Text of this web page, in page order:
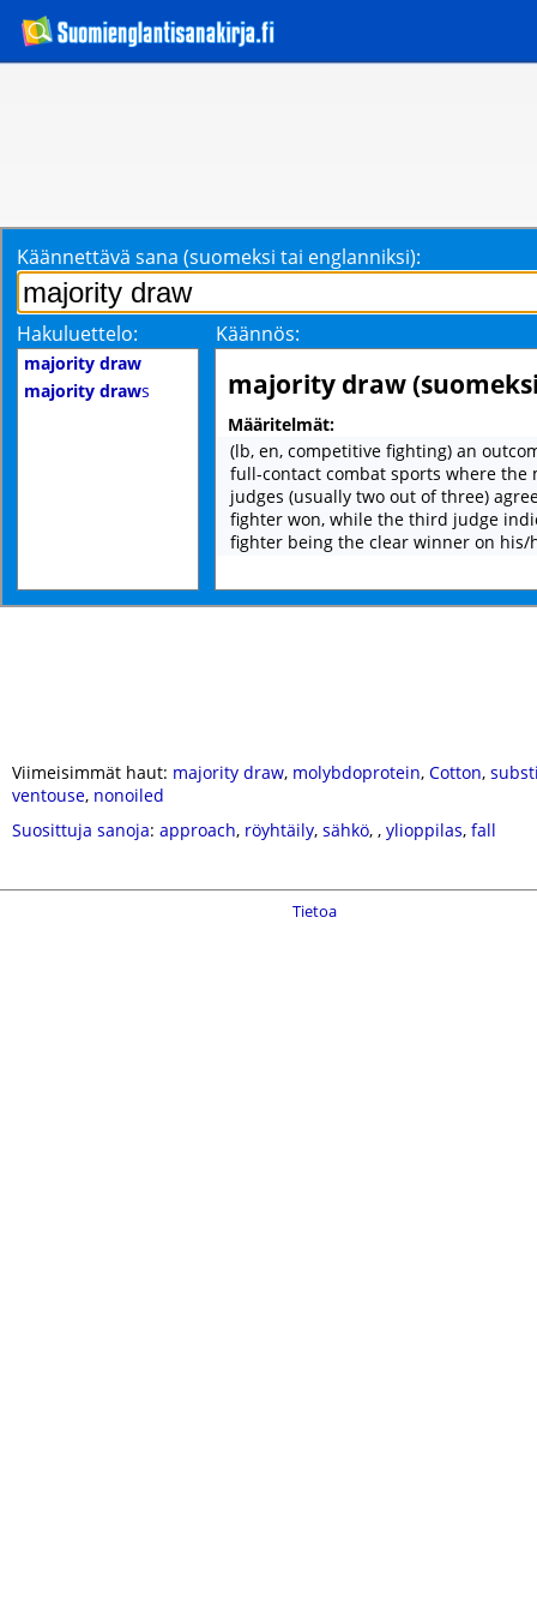
Käännettävä sana (suomeksi tai englanniksi):
Hakuluettelo: Käännös:
majority draw
majority draws majority draw
Määritelmät:
(lb, en, competitive fighting) an
full-contact combat sports where the
judges (usually two out of three)
fighter won, while the third judge
fighter being the clear winner on his/
Viimeisimmät haut: majority draw, molybdoprotein, Cotton,
ventouse, nonoiled
Suosittuja sanoja: approach, röyhtäily, sähkö, , ylioppilas, fall
Tietoa